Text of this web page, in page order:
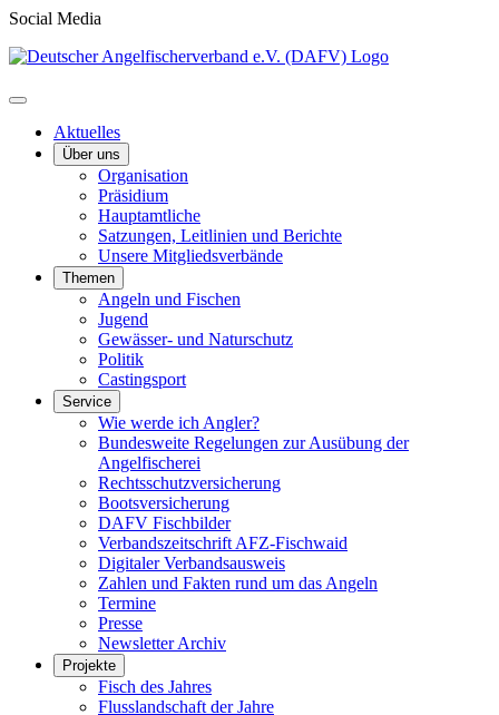
Social Media
Aktuelles
Über uns
Organisation
Präsidium
Hauptamtliche
Satzungen, Leitlinien und Berichte
Unsere Mitgliedsverbände
Themen
Angeln und Fischen
Jugend
Gewässer- und Naturschutz
Politik
Castingsport
Service
Wie werde ich Angler?
Bundesweite Regelungen zur Ausübung der
Angelfischerei
Rechtsschutzversicherung
Bootsversicherung
DAFV Fischbilder
Verbandszeitschrift AFZ-Fischwaid
Digitaler Verbandsausweis
Zahlen und Fakten rund um das Angeln
Termine
Presse
Newsletter Archiv
Projekte
Fisch des Jahres
Flusslandschaft der Jahre